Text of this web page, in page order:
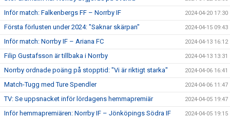
Inför match: Falkenbergs FF – Norrby IF 2024-04-20 17:30
Första förlusten under 2024: "Saknar skärpan" 2024-04-15 09:43
Inför match: Norrby IF – Ariana FC 2024-04-13 16:12
Filip Gustafsson är tillbaka i Norrby 2024-04-13 13:31
Norrby ordnade poäng på stopptid: "Vi är riktigt starka" 2024-04-06 16:41
Match-Tugg med Ture Spendler 2024-04-06 11:47
TV: Se uppsnacket inför lördagens hemmapremiär 2024-04-05 19:47
Inför hemmapremiären: Norrby IF – Jönköpings Södra IF 2024-04-05 19:15